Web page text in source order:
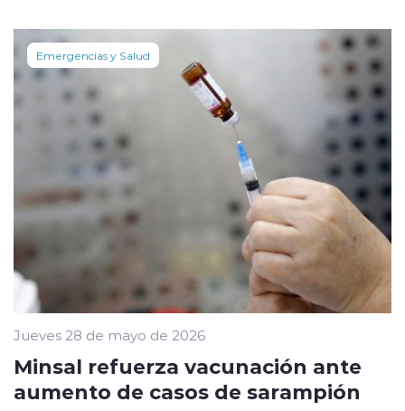
Emergencias y Salud
Jueves 28 de mayo de 2026
Minsal refuerza vacunación ante
aumento de casos de sarampión